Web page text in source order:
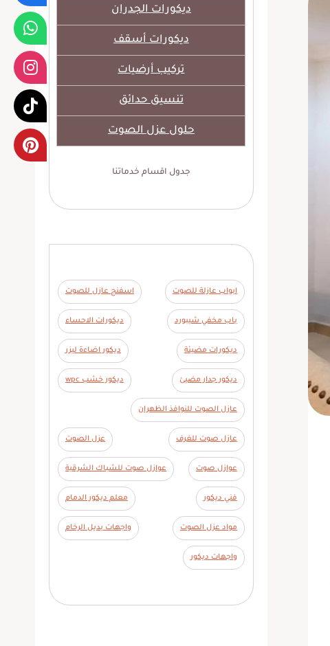
ديكورات الجدران
ديكورات أسقف
تركيب أرضيات
تنسيق حدائق
حلول عزل الصوت
جدول اقسام خدماتنا
ابواب عازلة للصوت اسفنج عازل للصوت
باب مخفي شيبورد ديكورات الاحساء
ديكورات مضيئة ديكور اضاءة ليزر
ديكور جدار مضيئ ديكور خشب wpc
عازل الصوت للنوافذ الظهران
عازل صوت للغرف عزل الصوت
عوازل صوت عوازل صوت للشباك الشرقية
فني ديكور معلم ديكور الدمام
مواد عزل الصوت واجهات بديل الرخام
واجهات ديكور